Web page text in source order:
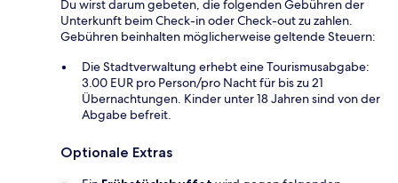
Du wirst darum gebeten, die folgenden Gebühren der
Unterkunft beim Check-in oder Check-out zu zahlen.
Gebühren beinhalten möglicherweise geltende Steuern:
Die Stadtverwaltung erhebt eine Tourismusabgabe:
3.00 EUR pro Person/pro Nacht für bis zu 21
Übernachtungen. Kinder unter 18 Jahren sind von der
Abgabe befreit.
Optionale Extras